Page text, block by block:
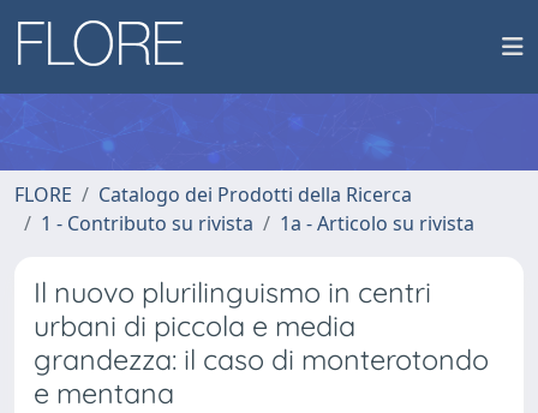
FLORE
Catalogo dei Prodotti della Ricerca
1 - Contributo su rivista
1a - Articolo su rivista
Il nuovo plurilinguismo in centri
urbani di piccola e media
grandezza: il caso di monterotondo
e mentana